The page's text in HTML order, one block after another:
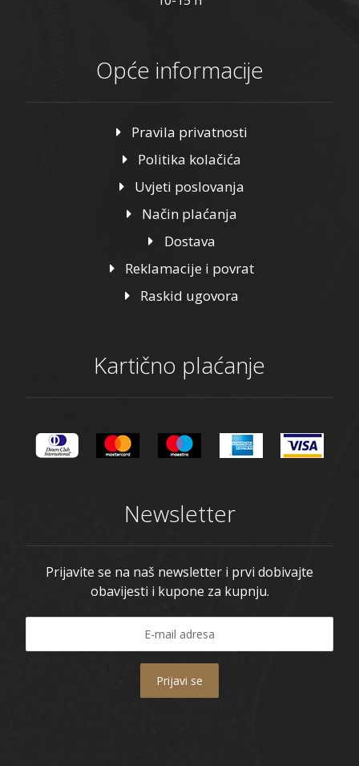
Opće informacije
Pravila privatnosti
Politika kolačića
Uvjeti poslovanja
Način plaćanja
Dostava
Reklamacije i povrat
Raskid ugovora
Kartično plaćanje
Newsletter
Prijavite se na naš newsletter i prvi dobivajte
obavijesti i kupone za kupnju.
Prijavi se